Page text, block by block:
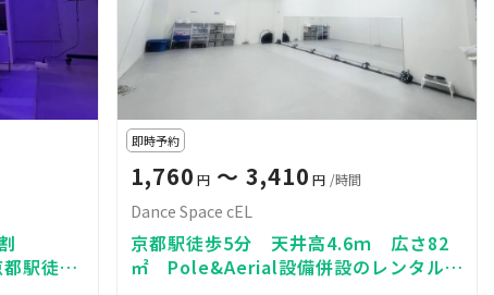
駅徒歩
即時予約
1,760 円〜 3,410 円 /時間
Dance Space cEL
京都駅徒歩5分 天井高4.6ｍ 広さ82
㎡ Pole&Aerial設備併設のレンタルス